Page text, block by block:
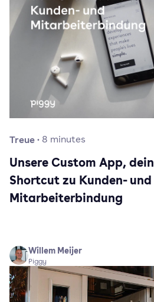
Treue· 8 minutes
Unsere Custom App, dein
Shortcut zu Kunden- und
Mitarbeiterbindung
Willem Meijer
Piggy